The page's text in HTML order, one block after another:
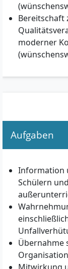
Bereitschaft
moderner
Aufgaben
Information
Schülern
Übernahme